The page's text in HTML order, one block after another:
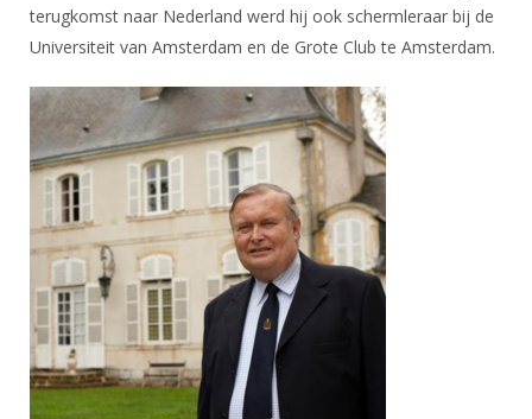
terugkomst naar Nederland werd hij ook schermleraar bij de
Universiteit van Amsterdam en de Grote Club te Amsterdam.